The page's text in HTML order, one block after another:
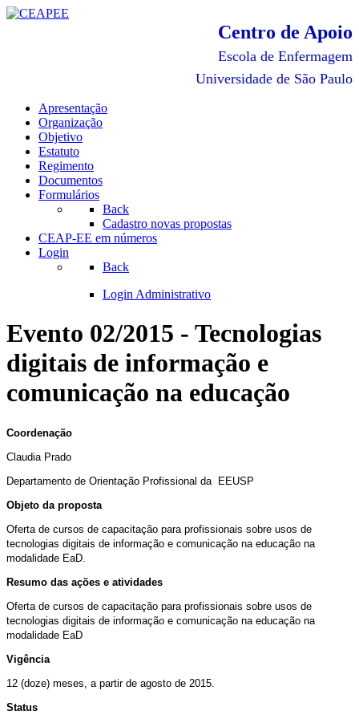
Centro de Apoio
Escola de Enfermagem
Universidade de São Paulo
Apresentação
Organização
Objetivo
Estatuto
Regimento
Documentos
Formulários
Back
Cadastro novas propostas
CEAP-EE em números
Login
Back
Login Administrativo
Evento 02/2015 - Tecnologias
digitais de informação e
comunicação na educação
Coordenação
Claudia Prado
Departamento de Orientação Profissional da EEUSP
Objeto da proposta
Oferta de cursos de capacitação para profissionais sobre usos de
tecnologias digitais de informação e comunicação na educação na
modalidade EaD
Resumo das ações e atividades
Oferta de cursos de capacitação para profissionais sobre usos de
tecnologias digitais de informação e comunicação na educação na
modalidade EaD
Vigência
12 (doze) meses, a partir de agosto de 2015.
Status